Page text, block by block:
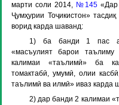
марти соли 2014, №145«Дар
Ҷумҳурии Тоҷикистон»
ворид карда шаванд:
1) ба банди 1 пас аз
«масъулият барои таълиму
калимаи «таълимӣ» ба
томактабӣ, умумӣ, олии
таълимӣ ва илмӣ» иваз карда
2) дар банди 2 калимаи